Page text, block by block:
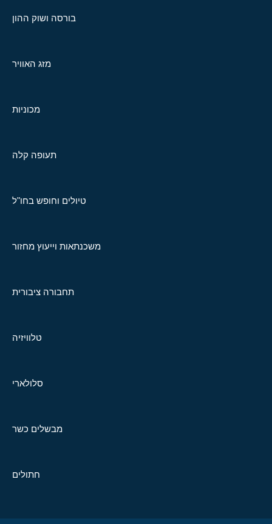
בורסה ושוק ההון
מזג האוויר
מכוניות
תעופה קלה
טיולים וחופש בחו"ל
משכנתאות וייעוץ מחזור
תחבורה ציבורית
טלוויזיה
סלולארי
מבשלים כשר
חתולים